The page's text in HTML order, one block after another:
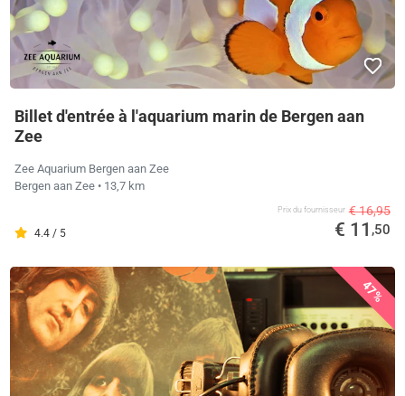
Billet d'entrée à l'aquarium marin de Bergen aan
Zee
Zee Aquarium Bergen aan Zee
Bergen aan Zee • 13,7 km
4.4 / 5
Prix ​​du fournisseur € 16,95
€ 11 ,50
47%